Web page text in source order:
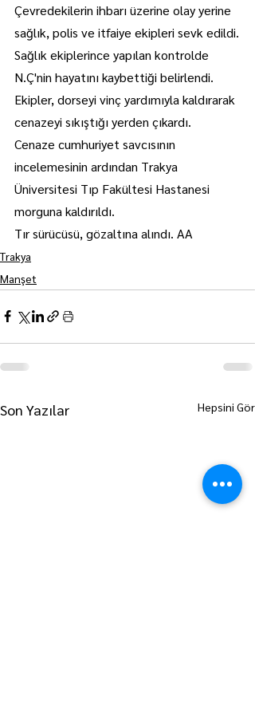
Çevredekilerin ihbarı üzerine olay yerine
sağlık, polis ve itfaiye ekipleri sevk edildi.
Sağlık ekiplerince yapılan kontrolde
N.Ç'nin hayatını kaybettiği belirlendi.
Ekipler, dorseyi vinç yardımıyla kaldırarak
cenazeyi sıkıştığı yerden çıkardı.
Cenaze cumhuriyet savcısının
incelemesinin ardından Trakya
Üniversitesi Tıp Fakültesi Hastanesi
morguna kaldırıldı.
Tır sürücüsü, gözaltına alındı. AA
Trakya
Manşet
Son Yazılar Hepsini Gör